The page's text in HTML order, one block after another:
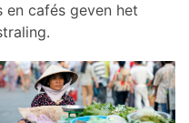
en cafés geven het